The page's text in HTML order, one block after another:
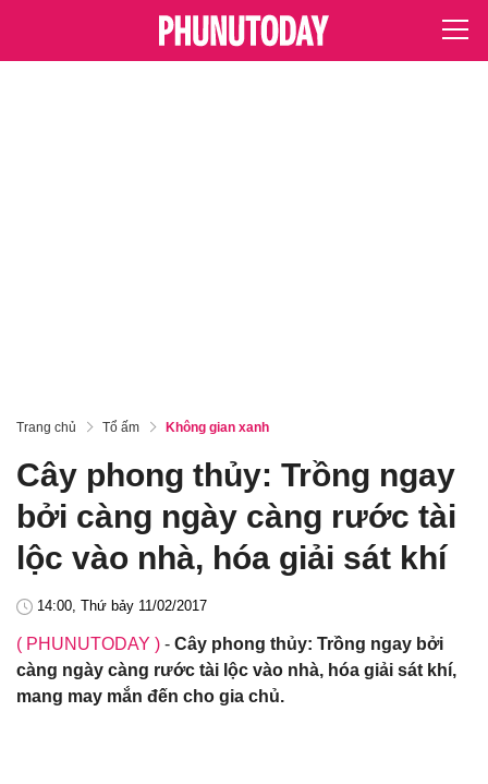
Trang chủ Tổ ấm Không gian xanh
Cây phong thủy: Trồng ngay
bởi càng ngày càng rước tài
lộc vào nhà, hóa giải sát khí
14:00, Thứ bảy 11/02/2017
( PHUNUTODAY ) - Cây phong thủy: Trồng ngay bởi
càng ngày càng rước tài lộc vào nhà, hóa giải sát khí,
mang may mắn đến cho gia chủ.